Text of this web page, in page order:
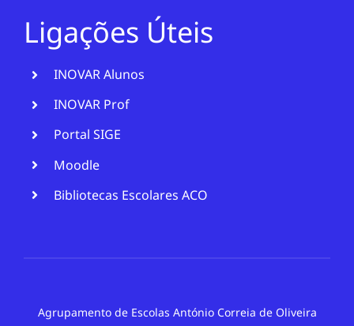
Ligações Úteis
INOVAR Alunos
INOVAR Prof
Portal SIGE
Moodle
Bibliotecas Escolares ACO
Agrupamento de Escolas António Correia de Oliveira